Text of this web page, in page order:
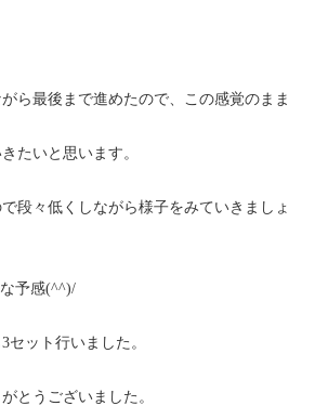
ら最後まで進めたので、この感覚のまま
たいと思います。
段々低くしながら様子をみていきましょ
予感(^^)/
セット行いました。
とうございました。